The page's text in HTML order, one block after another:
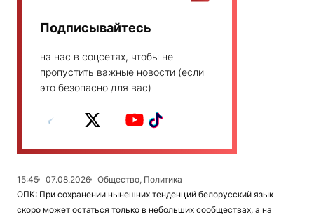
Подписывайтесь
на нас в соцсетях, чтобы не
пропустить важные новости (если
это безопасно для вас)
15:45 07.08.2026
Общество, Политика
ОПК: При сохранении нынешних тенденций белорусский язык
скоро может остаться только в небольших сообществах, а на